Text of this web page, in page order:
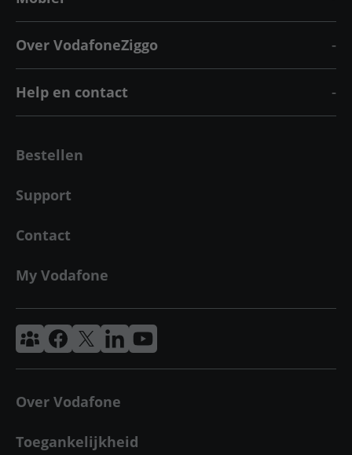
Over VodafoneZiggo
Help en contact
Bestellen
Support
Contact
My Vodafone
Vodafone & Ziggo Community
Vodafone Facebook
Vodafone XVodafoneZiggo LinkedIn
Vodafone YouTube
Over Vodafone
Toegankelijkheid